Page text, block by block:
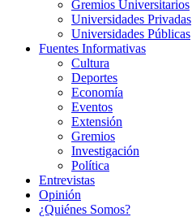
Gremios Universitarios
Universidades Privadas
Universidades Públicas
Fuentes Informativas
Cultura
Deportes
Economía
Eventos
Extensión
Gremios
Investigación
Política
Entrevistas
Opinión
¿Quiénes Somos?